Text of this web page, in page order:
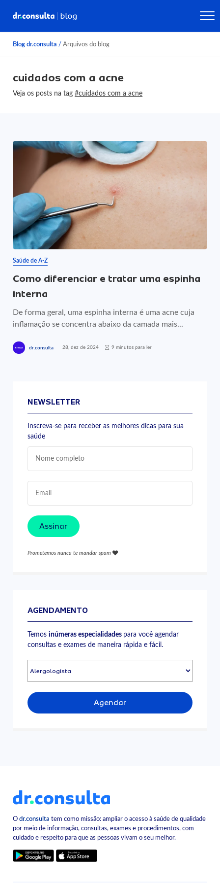
Blog dr.consulta / Arquivos do blog
cuidados com a acne
Veja os posts na tag#cuidados com a acne
Saúde de A-Z
Como diferenciar e tratar uma espinha
interna
De forma geral, uma espinha interna é uma acne cuja
inflamação se concentra abaixo da camada mais...
dr.consulta 28, dez de 2024 9 minutos para ler
NEWSLETTER
Inscreva-se para receber as melhores dicas para sua
saúde
Assinar
Prometemos nunca te mandar spam
AGENDAMENTO
Temosinúmeras especialidades para você agendar
consultas e exames de maneira rápida e fácil.
Agendar
Odr.consulta tem como missão: ampliar o acesso à saúde de qualidade
por meio de informação, consultas, exames e procedimentos, com
cuidado e respeito para que as pessoas vivam o seu melhor.